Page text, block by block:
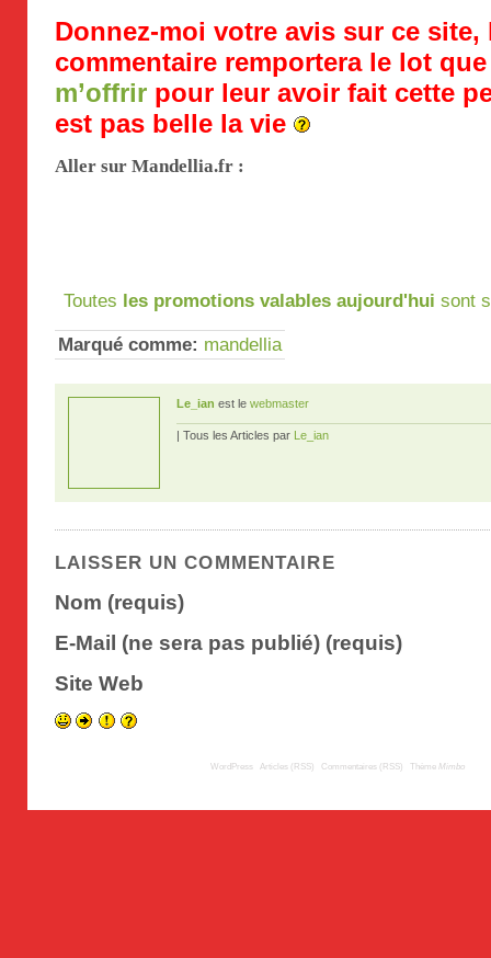
Donnez-moi votre avis sur ce site,
commentaire remportera le lot
m’offrir pour leur avoir fait cette
est pas belle la vie
Aller sur Mandellia.fr :
Toutes les promotions valables aujourd'hui sont
Marqué comme: mandellia
Le_ian est le webmaster
| Tous les Articles par Le_ian
LAISSER UN COMMENTAIRE
Nom (requis)
E-Mail (ne sera pas publié) (requis)
Site Web
WordPress Articles (RSS) Commentaires (RSS) Thème Mimbo